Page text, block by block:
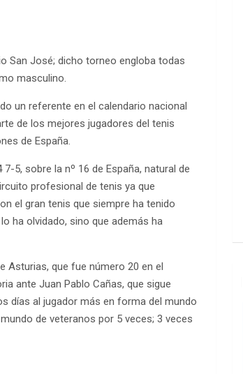
San José; dicho torneo engloba todas
masculino.
un referente en el calendario nacional
de los mejores jugadores del tenis
de España.
5, sobre la nº 16 de España, natural de
profesional de tenis ya que
el gran tenis que siempre ha tenido
ha olvidado, sino que además ha
Asturias, que fue número 20 en el
ante Juan Pablo Cañas, que sigue
días al jugador más en forma del mundo
de veteranos por 5 veces; 3 veces